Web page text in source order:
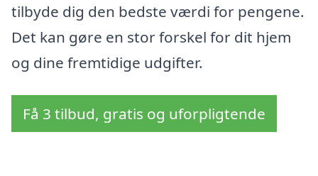
tilbyde dig den bedste værdi for pengene.
Det kan gøre en stor forskel for dit hjem
og dine fremtidige udgifter.
Få 3 tilbud, gratis og uforpligtende